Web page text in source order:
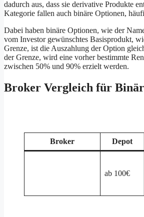
dadurch aus, dass sie derivative Produkte
Kategorie fallen auch binäre Optionen,
Dabei haben binäre Optionen, wie der
vom Investor gewünschtes Basisprodukt,
Grenze, ist die Auszahlung der Option
der Grenze, wird eine vorher bestimmte
zwischen 50% und 90% erzielt werden.
Broker Vergleich für
Broker Depot
ab 100€